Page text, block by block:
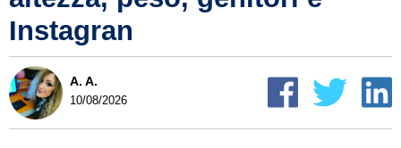
Instagran
A. A.
10/08/2026